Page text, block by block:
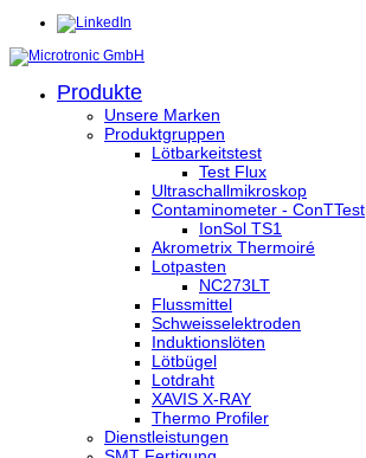
Produkte
Unsere Marken
Produktgruppen
Lötbarkeitstest
Test Flux
Ultraschallmikroskop
Contaminometer - ConTTest
IonSol TS1
Akrometrix Thermoiré
Lotpasten
NC273LT
Flussmittel
Schweisselektroden
Induktionslöten
Lötbügel
Lotdraht
XAVIS X-RAY
Thermo Profiler
Dienstleistungen